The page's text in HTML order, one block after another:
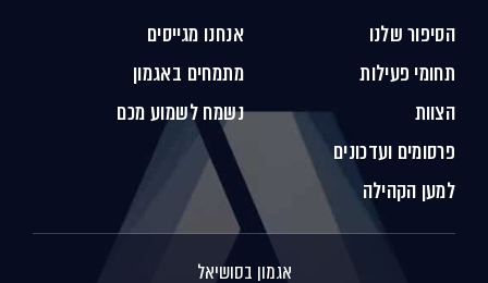
הסיפור שלנו
תחומי פעילות
הצוות
פרסומים ועדכונים
למען הקהילה
אנחנו מגייסים
מתמחים באגמון
נשמח לשמוע מכם
אגמון בסושיאל